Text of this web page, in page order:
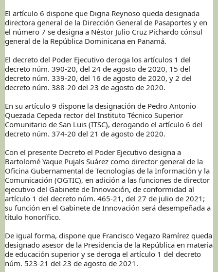
El artículo 6 dispone que Digna Reynoso queda designada
directora general de la Dirección General de Pasaportes y en
el número 7 se designa a Néstor Julio Cruz Pichardo cónsul
general de la República Dominicana en Panamá.
El decreto del Poder Ejecutivo deroga los artículos 1 del
decreto núm. 390-20, del 24 de agosto de 2020, 15 del
decreto núm. 339-20, del 16 de agosto de 2020, y 2 del
decreto núm. 388-20 del 23 de agosto de 2020.
En su artículo 9 dispone la designación de Pedro Antonio
Quezada Cepeda rector del Instituto Técnico Superior
Comunitario de San Luis (ITSC), derogando el artículo 6 del
decreto núm. 374-20 del 21 de agosto de 2020.
Con el presente Decreto el Poder Ejecutivo designa a
Bartolomé Yaque Pujals Suárez como director general de la
Oficina Gubernamental de Tecnologías de la Información y la
Comunicación (OGTIC), en adición a las funciones de director
ejecutivo del Gabinete de Innovación, de conformidad al
artículo 1 del decreto núm. 465-21, del 27 de julio de 2021;
su función en el Gabinete de Innovación será desempeñada a
título honorífico.
De igual forma, dispone que Francisco Vegazo Ramírez queda
designado asesor de la Presidencia de la República en materia
de educación superior y se deroga el artículo 1 del decreto
núm. 523-21 del 23 de agosto de 2021.